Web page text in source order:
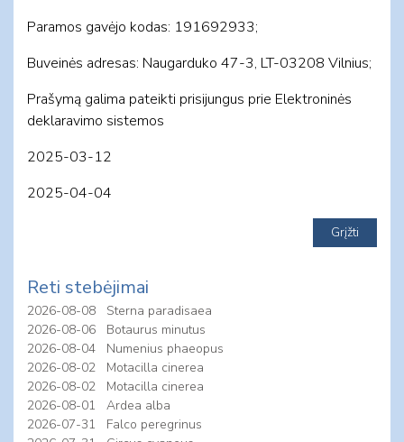
Paramos gavėjo kodas: 191692933;
Buveinės adresas: Naugarduko 47-3, LT-03208 Vilnius;
Prašymą galima pateikti prisijungus prie Elektroninės
deklaravimo sistemos
2025-03-12
2025-04-04
Reti stebėjimai
2026-08-08
Sterna paradisaea
2026-08-06
Botaurus minutus
2026-08-04
Numenius phaeopus
2026-08-02
Motacilla cinerea
2026-08-02
Motacilla cinerea
2026-08-01
Ardea alba
2026-07-31
Falco peregrinus